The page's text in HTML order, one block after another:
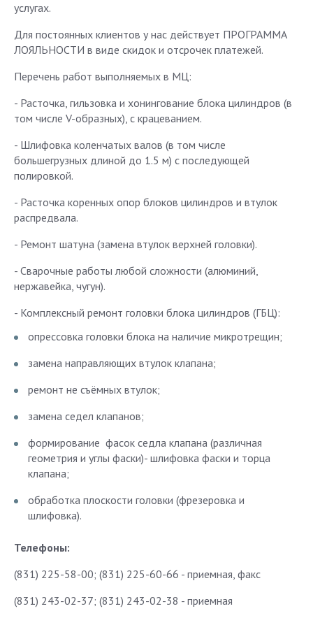
услугах.
Для постоянных клиентов у нас действует ПРОГРАММА
ЛОЯЛЬНОСТИ в виде скидок и отсрочек платежей.
Перечень работ выполняемых в МЦ:
- Расточка, гильзовка и хонингование блока цилиндров (в
том числе V-образных), с крацеванием.
- Шлифовка коленчатых валов (в том числе
большегрузных длиной до 1.5 м) с последующей
полировкой.
- Расточка коренных опор блоков цилиндров и втулок
распредвала.
- Ремонт шатуна (замена втулок верхней головки).
- Сварочные работы любой сложности (алюминий,
нержавейка, чугун).
- Комплексный ремонт головки блока цилиндров (ГБЦ):
опрессовка головки блока на наличие микротрещин;
замена направляющих втулок клапана;
ремонт не съёмных втулок;
замена седел клапанов;
формирование фасок седла клапана (различная
геометрия и углы фаски)- шлифовка фаски и торца
клапана;
обработка плоскости головки (фрезеровка и
шлифовка).
Телефоны:
(831) 225-58-00; (831) 225-60-66 - приемная, факс
(831) 243-02-37; (831) 243-02-38 - приемная